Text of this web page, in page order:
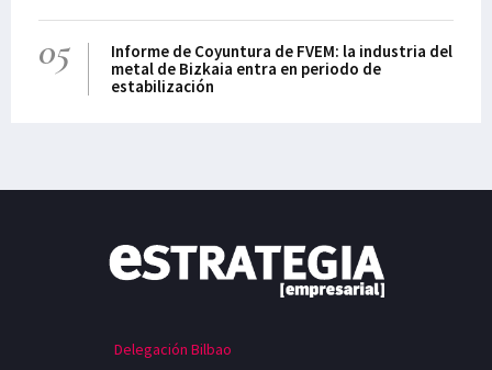
05
Informe de Coyuntura de FVEM: la industria del
metal de Bizkaia entra en periodo de
estabilización
Delegación Bilbao